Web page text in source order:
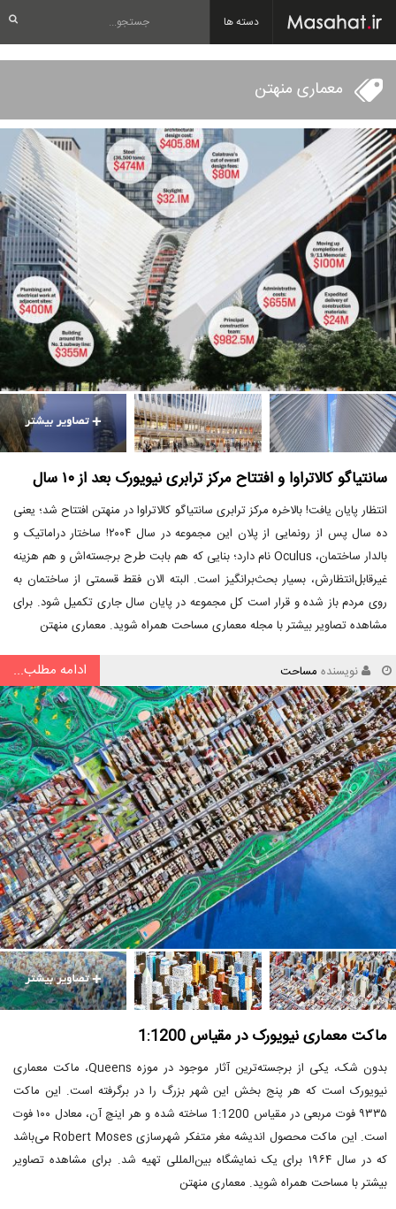
دسته ها
معماری منهتن
سانتیاگو کالاتراوا و افتتاح مرکز ترابری نیویورک بعد از ۱۰ سال
انتظار پایان یافت! بالاخره مرکز ترابری سانتیاگو کالاتراوا در منهتن افتتاح شد؛ یعنی
ده سال پس از رونمایی از پلان این مجموعه در سال ۲۰۰۴! ساختار دراماتیک و
بالدار ساختمان، Oculus نام دارد؛ بنایی که هم بابت طرح برجسته‌اش و هم هزینه
غیرقابل‌انتظارش، بسیار بحث‌برانگیز است. البته الان فقط قسمتی از ساختمان به
روی مردم باز شده و قرار است کل مجموعه در پایان سال جاری تکمیل شود. برای
مشاهده تصاویر بیشتر با مجله معماری مساحت همراه شوید. معماری منهتن
نویسنده مساحت ادامه مطلب...
ماکت معماری نیویورک در مقیاس 1:1200
بدون شک، یکی از برجسته‌ترین آثار موجود در موزه Queens، ماکت معماری
نیویورک است که هر پنج بخش این شهر بزرگ را در برگرفته است. این ماکت
۹۳۳۵ فوت مربعی در مقیاس 1:1200 ساخته شده و هر اینچ آن، معادل ۱۰۰ فوت
است. این ماکت محصول اندیشه مغر متفکر شهرسازی Robert Moses می‌باشد
که در سال ۱۹۶۴ برای یک نمایشگاه‌ بین‌المللی تهیه شد. برای مشاهده تصاویر
بیشتر با مساحت همراه شوید. معماری منهتن